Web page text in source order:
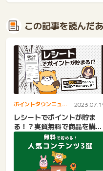
この記事を読んだ
ポイントタウンニュー
レシートでポイントが貯ま
る！？実質無料で商品を購入
できる方法をご紹介！